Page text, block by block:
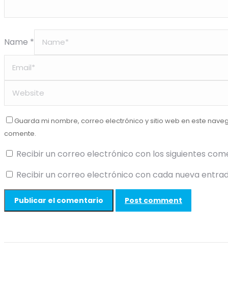
Name *
Guarda mi nombre, correo electrónico y sitio web en este
comente.
Recibir un correo electrónico con los siguientes
Recibir un correo electrónico con cada nueva
Post comment